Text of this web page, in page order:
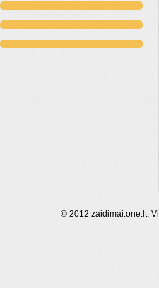
© 2012 zaidimai.one.lt.